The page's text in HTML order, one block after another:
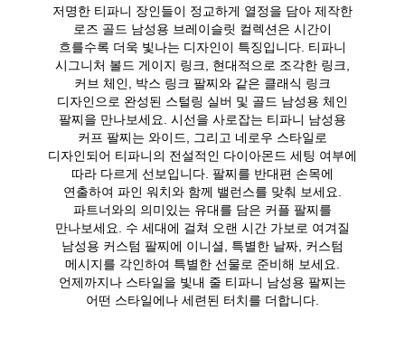
저명한 티파니 장인들이 정교하게 열정을 담아 제작한
로즈 골드 남성용 브레이슬릿 컬렉션은 시간이
흐를수록 더욱 빛나는 디자인이 특징입니다. 티파니
시그니처 볼드 게이지 링크, 현대적으로 조각한 링크,
커브 체인, 박스 링크 팔찌와 같은 클래식 링크
디자인으로 완성된 스털링 실버 및 골드 남성용 체인
팔찌을 만나보세요. 시선을 사로잡는 티파니 남성용
커프 팔찌는 와이드, 그리고 네로우 스타일로
디자인되어 티파니의 전설적인 다이아몬드 세팅 여부에
따라 다르게 선보입니다. 팔찌를 반대편 손목에
연출하여 파인 워치와 함께 밸런스를 맞춰 보세요.
파트너와의 의미있는 유대를 담은 커플 팔찌를
만나보세요. 수 세대에 걸쳐 오랜 시간 가보로 여겨질
남성용 커스텀 팔찌에 이니셜, 특별한 날짜, 커스텀
메시지를 각인하여 특별한 선물로 준비해 보세요.
언제까지나 스타일을 빛내 줄 티파니 남성용 팔찌는
어떤 스타일에나 세련된 터치를 더합니다.